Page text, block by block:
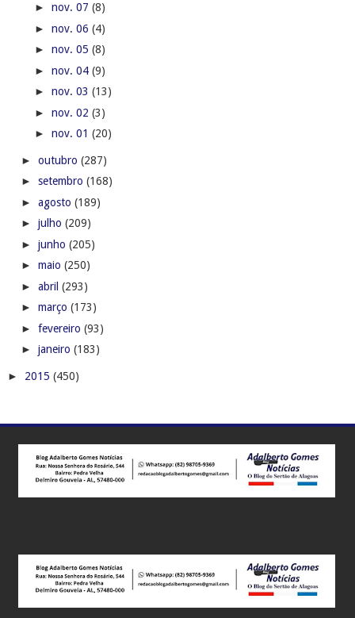
► nov. 07 (8)
► nov. 06 (4)
► nov. 05 (8)
► nov. 04 (9)
► nov. 03 (13)
► nov. 02 (3)
► nov. 01 (20)
► outubro (287)
► setembro (168)
► agosto (189)
► julho (209)
► junho (205)
► maio (250)
► abril (293)
► março (173)
► fevereiro (93)
► janeiro (183)
► 2015 (450)